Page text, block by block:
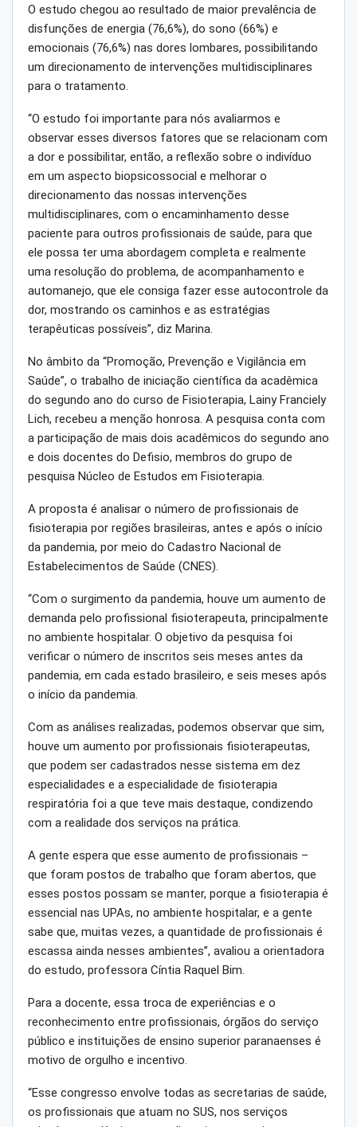
O estudo chegou ao resultado de maior prevalência de
disfunções de energia (76,6%), do sono (66%) e
emocionais (76,6%) nas dores lombares, possibilitando
um direcionamento de intervenções multidisciplinares
para o tratamento.
“O estudo foi importante para nós avaliarmos e
observar esses diversos fatores que se relacionam com
a dor e possibilitar, então, a reflexão sobre o indivíduo
em um aspecto biopsicossocial e melhorar o
direcionamento das nossas intervenções
multidisciplinares, com o encaminhamento desse
paciente para outros profissionais de saúde, para que
ele possa ter uma abordagem completa e realmente
uma resolução do problema, de acompanhamento e
automanejo, que ele consiga fazer esse autocontrole da
dor, mostrando os caminhos e as estratégias
terapêuticas possíveis”, diz Marina.
No âmbito da “Promoção, Prevenção e Vigilância em
Saúde”, o trabalho de iniciação científica da acadêmica
do segundo ano do curso de Fisioterapia, Lainy Franciely
Lich, recebeu a menção honrosa. A pesquisa conta com
a participação de mais dois acadêmicos do segundo ano
e dois docentes do Defisio, membros do grupo de
pesquisa Núcleo de Estudos em Fisioterapia.
A proposta é analisar o número de profissionais de
fisioterapia por regiões brasileiras, antes e após o início
da pandemia, por meio do Cadastro Nacional de
Estabelecimentos de Saúde (CNES).
“Com o surgimento da pandemia, houve um aumento de
demanda pelo profissional fisioterapeuta, principalmente
no ambiente hospitalar. O objetivo da pesquisa foi
verificar o número de inscritos seis meses antes da
pandemia, em cada estado brasileiro, e seis meses após
o início da pandemia.
Com as análises realizadas, podemos observar que sim,
houve um aumento por profissionais fisioterapeutas,
que podem ser cadastrados nesse sistema em dez
especialidades e a especialidade de fisioterapia
respiratória foi a que teve mais destaque, condizendo
com a realidade dos serviços na prática.
A gente espera que esse aumento de profissionais –
que foram postos de trabalho que foram abertos, que
esses postos possam se manter, porque a fisioterapia é
essencial nas UPAs, no ambiente hospitalar, e a gente
sabe que, muitas vezes, a quantidade de profissionais é
escassa ainda nesses ambientes”, avaliou a orientadora
do estudo, professora Cíntia Raquel Bim.
Para a docente, essa troca de experiências e o
reconhecimento entre profissionais, órgãos do serviço
público e instituições de ensino superior paranaenses é
motivo de orgulho e incentivo.
“Esse congresso envolve todas as secretarias de saúde,
os profissionais que atuam no SUS, nos serviços